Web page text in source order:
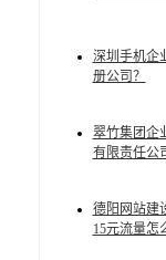
深圳手机企
册公司？
翠竹集团企
有限责任公
德阳网站建
15元流量怎